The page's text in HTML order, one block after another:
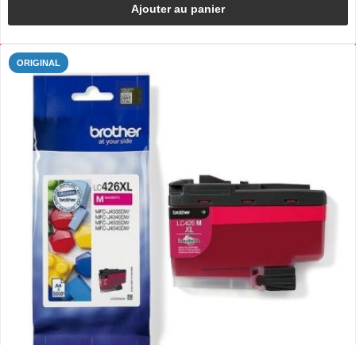
Ajouter au panier
ORIGINAL